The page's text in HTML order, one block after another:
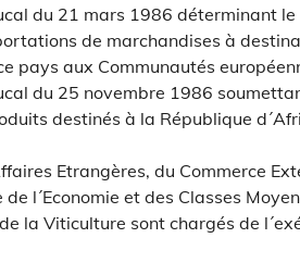
du 21 mars 1986 déterminant le
de marchandises à
pays aux Communautés
du 25 novembre 1986
destinés à la République
Etrangères, du Commerce
l´Economie et des Classes
la Viticulture sont chargés de